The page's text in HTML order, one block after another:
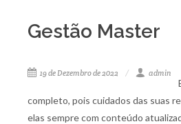
Gestão Master
19 de Dezembro de 2022 admin
completo, pois cuidados das suas
elas sempre com conteúdo